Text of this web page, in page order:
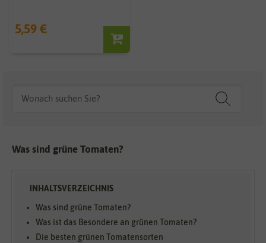
5,59 €
Was sind grüne Tomaten?
Was sind grüne Tomaten?
Was ist das Besondere an grünen Tomaten?
Die besten grünen Tomatensorten